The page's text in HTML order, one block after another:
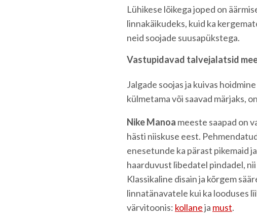
Lühikese lõikega joped on
linnakäikudeks, kuid ka
neid soojade suusapükstega.
Vastupidavad talvejalatsid
Jalgade soojas ja kuivas
külmetama või saavad märjaks,
Nike Manoa meeste saapad on
hästi niiskuse eest.
enesetunde ka pärast pikemaid
haarduvust libedatel pindadel,
Klassikaline disain ja kõrgem
linnatänavatele kui ka looduses
värvitoonis: kollaneja must.